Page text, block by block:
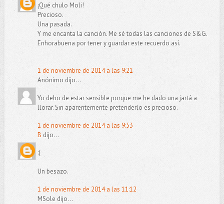
¡Qué chulo Moli!
Precioso.
Una pasada.
Y me encanta la canción. Me sé todas las canciones de S&G.
Enhorabuena por tener y guardar este recuerdo así.
1 de noviembre de 2014 a las 9:21
Anónimo dijo...
Yo debo de estar sensible porque me he dado una jartá a
llorar. Sin aparentemente pretenderlo es precioso.
1 de noviembre de 2014 a las 9:53
B dijo...
:(
Un besazo.
1 de noviembre de 2014 a las 11:12
MSole dijo...